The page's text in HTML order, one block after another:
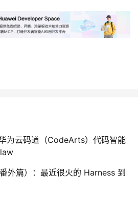
为云码道（CodeArts）代码智能
外篇）：最近很火的 Harness 到